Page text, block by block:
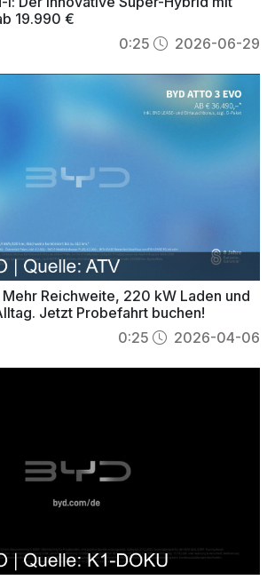
19.990 €
0:25 2026-06-29
Reichweite, 220 kW Laden und
Jetzt Probefahrt buchen!
0:25 2026-04-06